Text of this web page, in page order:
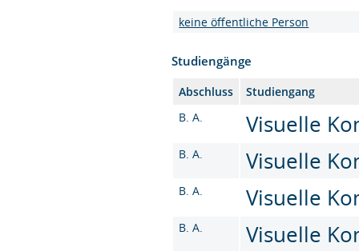
keine öffentliche Person
Studiengänge
Abschluss
Studiengang
B. A.
Visuelle
B. A. Visuelle
B. A. Visuelle
B. A.
Visuelle